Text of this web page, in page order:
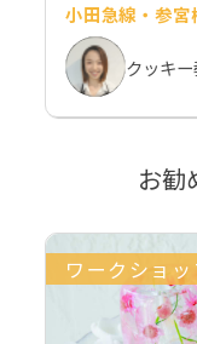
小田急線・参宮
クッキ
お勧
ワークショ